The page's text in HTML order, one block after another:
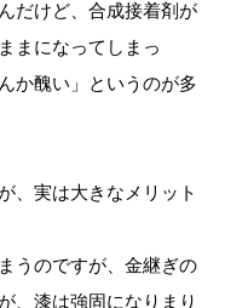
だけど、合成接着剤が
まになってしまっ
か醜い」というのが多
、実は大きなメリット
うのですが、金継ぎの
、漆は強固になりまり